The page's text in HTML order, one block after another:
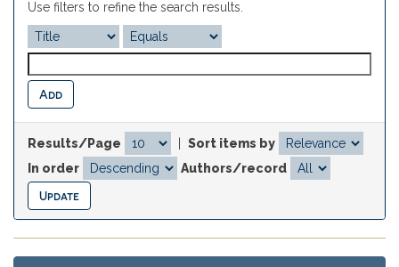
Use filters to refine the search results.
Results/Page
Sort items by
In order
Authors/record